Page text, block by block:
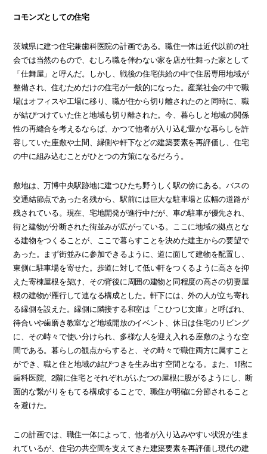
コモンズとしての住宅
茨城県に建つ住宅兼歯科医院の計画である。職住一体は近代以前の社
会では当然のもので、むしろ職を伴わない家を店が仕舞った家として
「仕舞屋」と呼んだ。しかし、戦後の住宅供給の中で住居専用地域が
整備され、住むためだけの住宅が一般的になった。産業社会の中で職
場はオフィスや工場に移り、職が住から切り離されたのと同時に、職
が結びつけていた住と地域も切り離された。今、暮らしと地域の関係
性の再縫合を考えるならば、かつて他者が入り込む豊かな暮らしを許
容していた座敷や土間、縁側や軒下などの建築要素を再評価し、住宅
の中に組み込むことがひとつの方策になるだろう。
敷地は、万博中央駅跡地に建つひたち野うしく駅の傍にある。バスの
交通結節点であった名残から、駅前には巨大な駐車場と広幅の道路が
残されている。現在、宅地開発が進行中だが、車の駐車が優先され、
街と建物が分断された街並みが広がっている。ここに地域の拠点とな
る建物をつくることが、ここで暮らすことを決めた建主からの要望で
あった。まず街並みに参加できるように、道に面して建物を配置し、
東側に駐車場を寄せた。歩道に対して低い軒をつくるように高さを抑
えた寄棟屋根を架け、その背後に周囲の建物と同程度の高さの切妻屋
根の建物が雁行して連なる構成とした。軒下には、外の人が立ち寄れ
る縁側を設えた。縁側に隣接する和室は「こひつじ文庫」と呼ばれ、
待合いや歯磨き教室など地域開放のイベント、休日は住宅のリビング
に、その時々で使い分けられ、多様な人を迎え入れる座敷のような空
間である。暮らしの観点からすると、その時々で職住両方に属すこと
ができ、職と住と地域の結びつきを生み出す空間となる。また、1階に
歯科医院、2階に住宅とそれぞれがふたつの屋根に股がるようにし、断
面的な繋がりをもてる構成することで、職住が明確に分節されること
を避けた。
この計画では、職住一体によって、他者が入り込みやすい状況が生ま
れているが、住宅の共空間を支えてきた建築要素を再評価し現代の建